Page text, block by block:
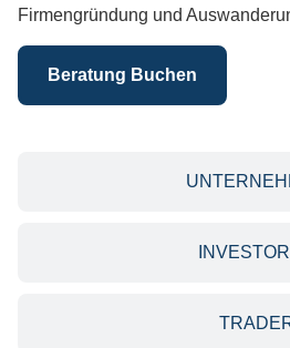
Firmengründung und
Beratung Buchen